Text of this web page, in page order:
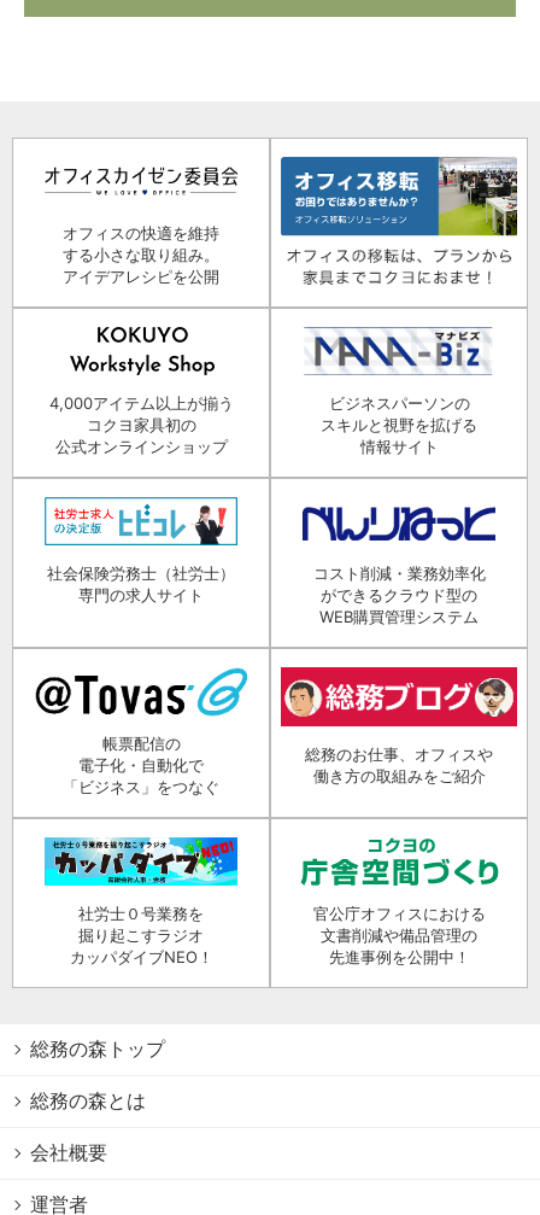
オフィスの快適を維持
する小さな取り組み。
アイデアレシピを公開
4,000アイテム以上が揃う
コクヨ家具初の
公式オンラインショップ
ビジネスパーソンの
スキルと視野を拡げる
情報サイト
社会保険労務士（社労士）
専門の求人サイト
コスト削減・業務効率化
ができるクラウド型の
WEB購買管理システム
帳票配信の
電子化・自動化で
「ビジネス」をつなぐ
総務のお仕事、オフィスや
働き方の取組みをご紹介
社労士０号業務を
掘り起こすラジオ
カッパダイブNEO！
官公庁オフィスにおける
文書削減や備品管理の
先進事例を公開中！
総務の森トップ
総務の森とは
会社概要
運営者